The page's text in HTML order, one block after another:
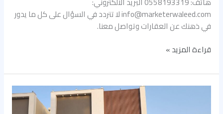
info@marketerwaleed.com لا تتردد في السؤال على كل ما يدور
في ذهنك عن العقارات وتواصل معنا.
قراءة المزيد »